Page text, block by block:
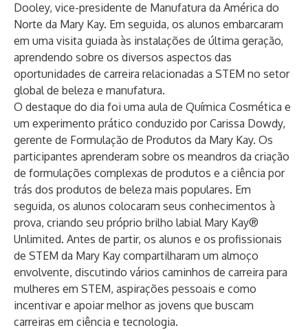
Dooley, vice-presidente de Manufatura da América do
Norte da Mary Kay. Em seguida, os alunos embarcaram
em uma visita guiada às instalações de última geração,
aprendendo sobre os diversos aspectos das
oportunidades de carreira relacionadas a STEM no setor
global de beleza e manufatura.
O destaque do dia foi uma aula de Química Cosmética e
um experimento prático conduzido por Carissa Dowdy,
gerente de Formulação de Produtos da Mary Kay. Os
participantes aprenderam sobre os meandros da criação
de formulações complexas de produtos e a ciência por
trás dos produtos de beleza mais populares. Em
seguida, os alunos colocaram seus conhecimentos à
prova, criando seu próprio brilho labial Mary Kay®
Unlimited. Antes de partir, os alunos e os profissionais
de STEM da Mary Kay compartilharam um almoço
envolvente, discutindo vários caminhos de carreira para
mulheres em STEM, aspirações pessoais e como
incentivar e apoiar melhor as jovens que buscam
carreiras em ciência e tecnologia.